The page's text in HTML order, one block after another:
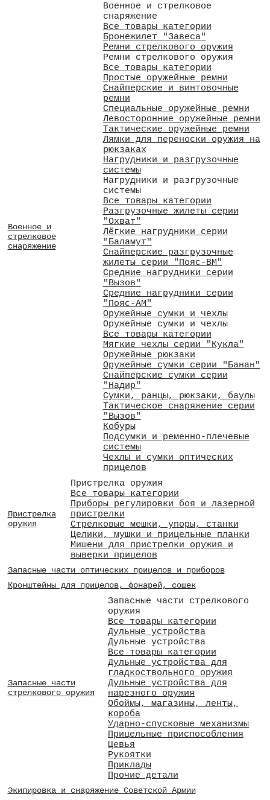
Военное и
стрелковое
снаряжение
Военное и стрелковое
снаряжение
Все товары категории
Бронежилет "Завеса"
Ремни стрелкового оружия
Ремни стрелкового оружия
Все товары категории
Простые оружейные ремни
Снайперские и винтовочные
ремни
Специальные оружейные ремни
Левосторонние оружейные ремни
Тактические оружейные ремни
Лямки для переноски оружия на
рюкзаках
Нагрудники и разгрузочные
системы
Нагрудники и разгрузочные
системы
Все товары категории
Разгрузочные жилеты серии
"Охват"
Лёгкие нагрудники серии
"Баламут"
Снайперские разгрузочные
жилеты серии "Пояс-ВМ"
Средние нагрудники серии
"Вызов"
Средние нагрудники серии
"Пояс-АМ"
Оружейные сумки и чехлы
Оружейные сумки и чехлы
Все товары категории
Мягкие чехлы серии "Кукла"
Оружейные рюкзаки
Оружейные сумки серии "Банан"
Снайперские сумки серии
"Надир"
Сумки, ранцы, рюкзаки, баулы
Тактическое снаряжение серии
"Вызов"
Кобуры
Подсумки и ременно-плечевые
системы
Чехлы и сумки оптических
прицелов
Пристрелка
оружия
Пристрелка оружия
Все товары категории
Приборы регулировки боя и лазерной
пристрелки
Стрелковые мешки, упоры, станки
Целики, мушки и прицельные планки
Мишени для пристрелки оружия и
выверки прицелов
Запасные части оптических прицелов и приборов
Кронштейны для прицелов, фонарей, сошек
Запасные части
стрелкового оружия
Запасные части стрелкового
оружия
Все товары категории
Дульные устройства
Дульные устройства
Все товары категории
Дульные устройства для
гладкоствольного оружия
Дульные устройства для
нарезного оружия
Обоймы, магазины, ленты,
короба
Ударно-спусковые механизмы
Прицельные приспособления
Цевья
Рукоятки
Приклады
Прочие детали
Экипировка и снаряжение Советской Армии